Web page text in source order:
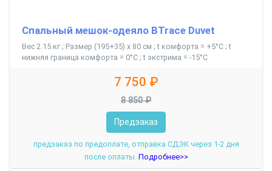
Спальный мешок-одеяло BTrace Duvet
Вес 2.15 кг ; Размер (195+35) х 80 см ; t комфорта = +5°С ; t
нижняя граница комфорта = 0°С ; t экстрима = -15°С
7 750 ₽
8 850 ₽
Предзаказ
предзаказ по предоплате, отправка СДЭК через 1-2 дня
после оплаты. Подробнее>>